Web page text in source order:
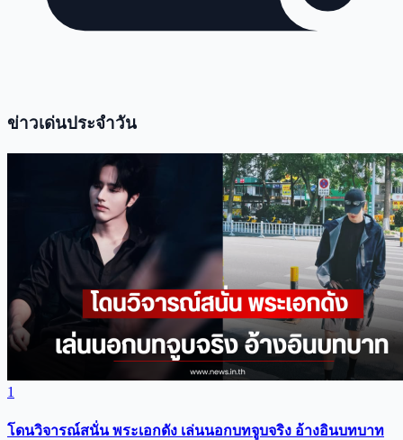
ข่าวเด่นประจำวัน
1
โดนวิจารณ์สนั่น พระเอกดัง เล่นนอกบทจูบจริง อ้างอินบทบาท